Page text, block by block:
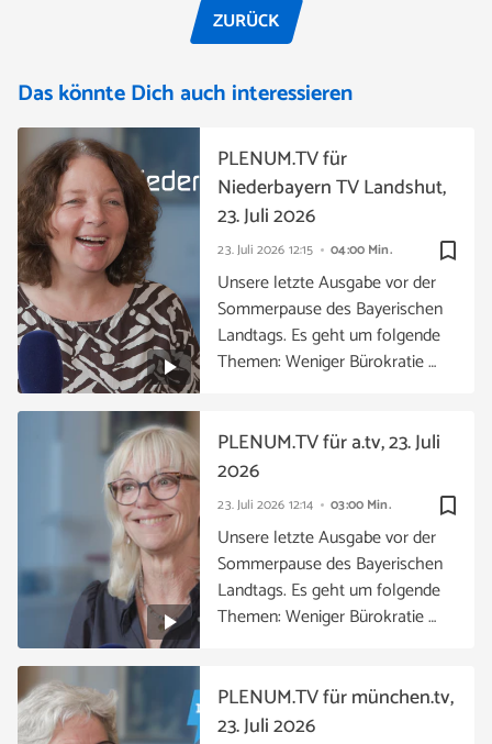
ZURÜCK
Das könnte Dich auch interessieren
bookmark_border
23. Juli 2026 12:15 04:00 Min.
PLENUM.TV für
Niederbayern TV Landshut,
23. Juli 2026
Unsere letzte Ausgabe vor der
Sommerpause des Bayerischen
Landtags. Es geht um folgende
Themen: Weniger Bürokratie …
bookmark_border
23. Juli 2026 12:14 03:00 Min.
PLENUM.TV für a.tv, 23. Juli
2026
Unsere letzte Ausgabe vor der
Sommerpause des Bayerischen
Landtags. Es geht um folgende
Themen: Weniger Bürokratie …
PLENUM.TV für münchen.tv,
23. Juli 2026